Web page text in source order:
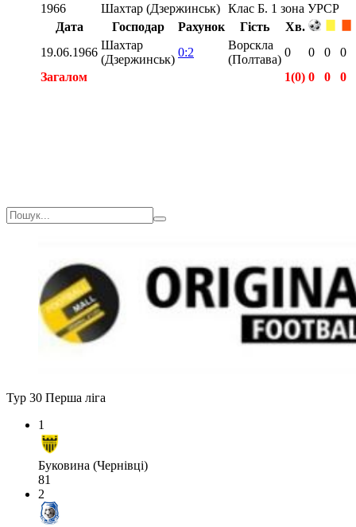
1966
Шахтар (Дзержинськ) Клас Б. 1 зона УРСР
Дата
Господар Рахунок Гість
Хв.
19.06.1966
Шахтар
(Дзержинськ)
0:2
Ворскла
(Полтава)
0 0 0
0
Загалом
1(0) 0 0
0
Тур 30 Перша ліга
1
Буковина (Чернівці)
81
2